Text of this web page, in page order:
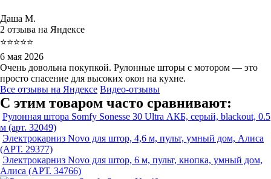
Даша М.
2 отзыва на Яндексе
⭐⭐⭐⭐⭐
6 мая 2026
Очень довольна покупкой. Рулонные шторы с мотором — это
просто спасение для высоких окон на кухне.
Все отзывы на Яндексе Видео-отзывы
С этим товаром часто сравнивают:
Рулонная штора Somfy Sonesse 30 Ultra АКБ, серый, blackout, 0.5
м (арт. 32049)
Электрокарниз Novo для штор, 4,6 м, пульт, умный дом, Алиса
(АРТ. 29377)
Электрокарниз Novo для штор, 6 м, пульт, кнопка, умный дом,
Алиса (АРТ. 34766)